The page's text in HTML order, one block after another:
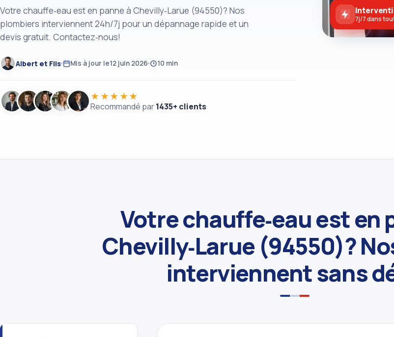
Votre chauffe‑eau est en panne à Chevilly‑Larue (94550)? Nos
plombiers interviennent 24h/7j pour un dépannage rapide et un
devis gratuit. Contactez‑nous!
Albert et Fils Mis à jour le12 juin 2026 10 min
★★★★★
Recommandé par1435+ clients
7j/7 dans
Votre chauffe‑eau est en
Chevilly‑Larue (94550)?
interviennent sans